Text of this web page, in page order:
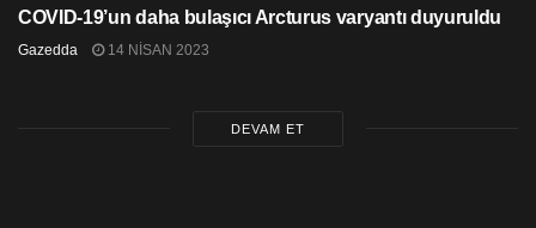
COVID-19’un daha bulaşıcı Arcturus varyantı duyuruldu
Gazedda 14 NISAN 2023
DEVAM ET